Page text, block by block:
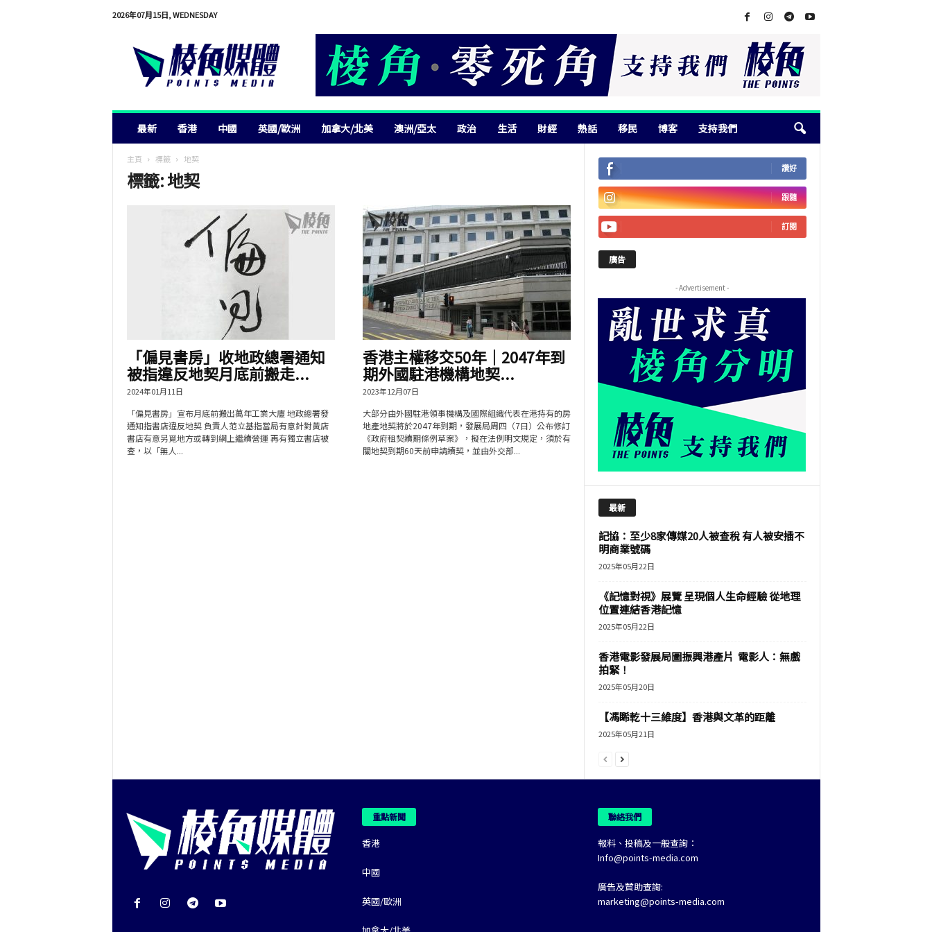
2026年07月15日, WEDNESDAY
最新 香港 中國 英國/歐洲 加拿大/北美 澳洲/亞太 政治 生活 財經 熱話 移民 博客 支持我們
主頁 標籤 地契
標籤: 地契
「偏見書房」收地政總署通知
被指違反地契月底前搬走...
2024年01月11日
「偏見書房」宣布月底前搬出萬年工業大廈 地政總署發
通知指書店違反地契 負責人范立基指當局有意針對黃店
書店有意另覓地方或轉到網上繼續營運 再有獨立書店被
查，以「無人...
香港主權移交50年｜2047年到
期外國駐港機構地契...
2023年12月07日
大部分由外國駐港領事機構及國際組織代表在港持有的房
地產地契將於2047年到期，發展局周四（7日）公布修訂
《政府租契續期條例草案》，擬在法例明文規定，須於有
關地契到期60天前申請續契，並由外交部...
讚好
跟隨
訂閱
廣告
- Advertisement -
最新
記協：至少8家傳媒20人被查稅 有人被安插不
明商業號碼
2025年05月22日
《記憶對視》展覽 呈現個人生命經驗 從地理
位置連結香港記憶
2025年05月22日
香港電影發展局圖振興港產片 電影人：無戲
拍緊！
2025年05月20日
【馮睎乾十三維度】香港與文革的距離
2025年05月21日
重點新聞
香港
中國
英國/歐洲
聯絡我們
報料、投稿及一般查詢：
Info@points-media.com
廣告及贊助查詢:
marketing@points-media.com